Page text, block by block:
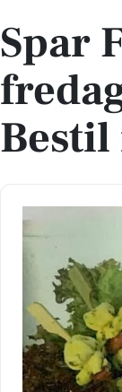
Spar
Bestil